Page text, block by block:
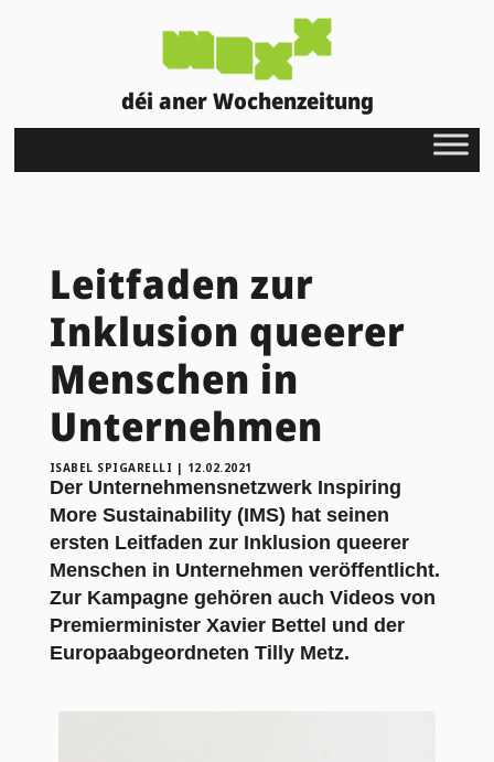
déi aner Wochenzeitung
Leitfaden zur
Inklusion queerer
Menschen in
Unternehmen
ISABEL SPIGARELLI | 12.02.2021
Der UnternehmensnetzwerkInspiring
More Sustainability (IMS) hat seinen
ersten Leitfaden zur Inklusion queerer
Menschen in Unternehmen veröffentlicht.
Zur Kampagne gehören auch Videos von
Premierminister Xavier Bettel und der
Europaabgeordneten Tilly Metz.